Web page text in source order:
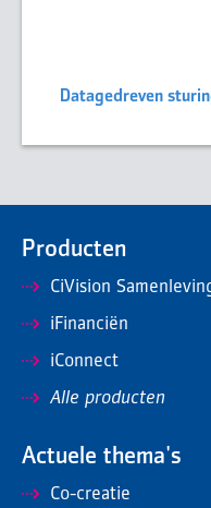
Datagedreven
Producten
CiVision
iFinanciën
iConnect
Alle producten
Actuele thema's
Co-creatie